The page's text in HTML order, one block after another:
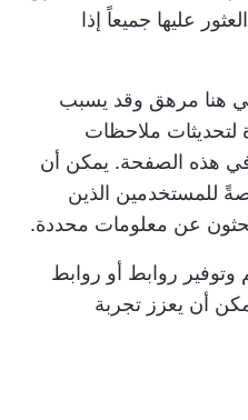
عليها جميعاً إذا
هنا مرهق وقد يسبب
لتحديثات ملاحظات
في هذه الصفحة. يمكن أن
للمستخدمين الذين
عن معلومات محددة.
وتوفير روابط أو روابط
أن يعزز تجربة